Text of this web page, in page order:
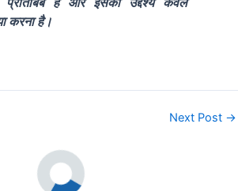
करना है।
Next Post →